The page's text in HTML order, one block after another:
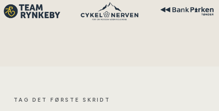
TAG DET FØRSTE SKRIDT